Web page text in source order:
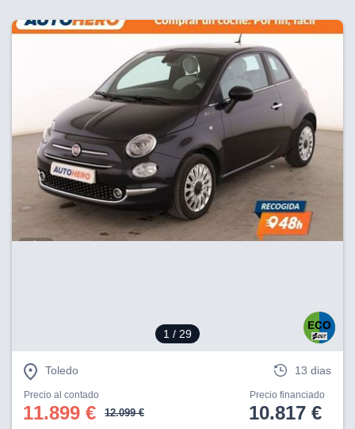
1 / 29
Toledo 13 dias
Precio al contado
11.899 € 12.099 €
Precio financiado
10.817 €